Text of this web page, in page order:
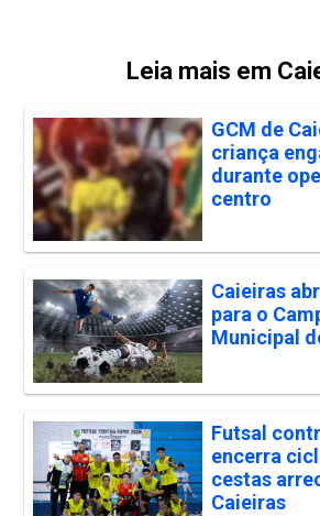
Leia mais em
GCM de
criança
durante
centro
Caieiras
para o
Municipal
Futsal
encerra
cestas
Caieiras